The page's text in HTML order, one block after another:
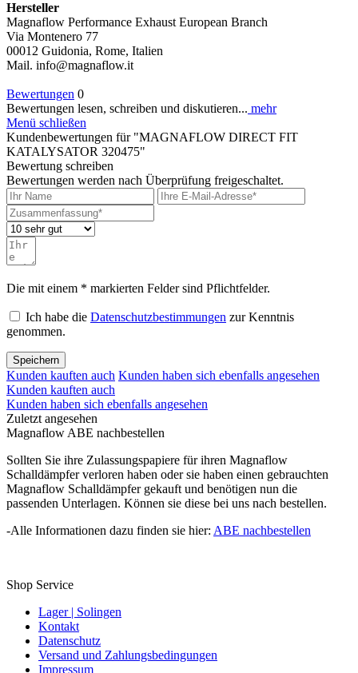
Hersteller
Magnaflow Performance Exhaust European Branch
Via Montenero 77
00012 Guidonia, Rome, Italien
Mail. info@magnaflow.it
Bewertungen 0
Bewertungen lesen, schreiben und diskutieren... mehr
Menü schließen
Kundenbewertungen für "MAGNAFLOW DIRECT FIT
KATALYSATOR 320475"
Bewertung schreiben
Bewertungen werden nach Überprüfung freigeschaltet.
Die mit einem * markierten Felder sind Pflichtfelder.
Ich habe die Datenschutzbestimmungen zur Kenntnis
genommen.
Speichern
Kunden kauften auch Kunden haben sich ebenfalls angesehen
Kunden kauften auch
Kunden haben sich ebenfalls angesehen
Zuletzt angesehen
Magnaflow ABE nachbestellen
Sollten Sie ihre Zulassungspapiere für ihren Magnaflow
Schalldämpfer verloren haben oder sie haben einen gebrauchten
Magnaflow Schalldämpfer gekauft und benötigen nun die
passenden Unterlagen. Können sie diese bei uns nach bestellen.
-Alle Informationen dazu finden sie hier: ABE nachbestellen
Shop Service
Lager | Solingen
Kontakt
Datenschutz
Versand und Zahlungsbedingungen
Impressum